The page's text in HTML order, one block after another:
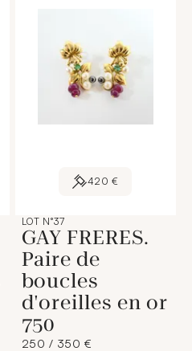
420 €
LOT N°37
GAY FRERES.
Paire de
boucles
d'oreilles en or
750
250 / 350 €